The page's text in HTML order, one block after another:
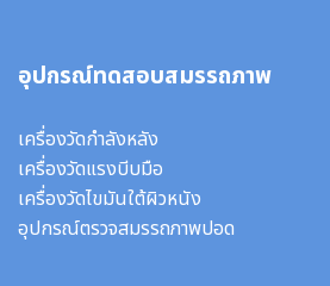
อุปกรณ์ทดสอบสมรรถภาพ
เครื่องวัดกำลังหลัง
เครื่องวัดแรงบีบมือ
เครื่องวัดไขมันใต้ผิวหนัง
อุปกรณ์ตรวจสมรรถภาพปอด